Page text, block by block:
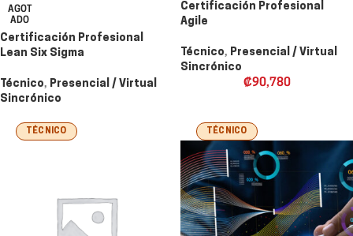
AGOT
ADO
Certificación Profesional
Lean Six Sigma
Técnico, Presencial / Virtual
Sincrónico
Certificación Profesional
Agile
Técnico, Presencial / Virtual
Sincrónico
₡90,780
TÉCNICO TÉCNICO